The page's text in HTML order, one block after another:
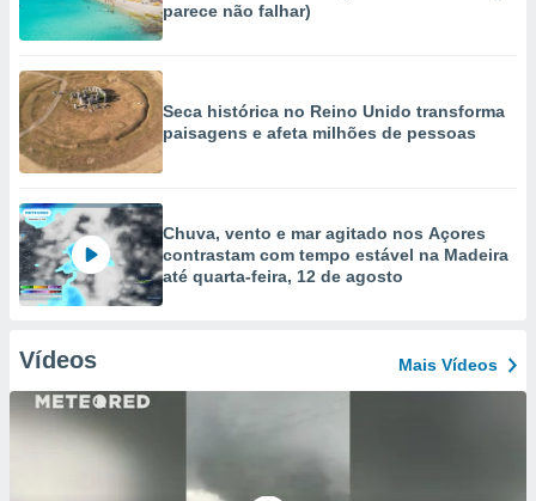
parece não falhar)
Seca histórica no Reino Unido transforma
paisagens e afeta milhões de pessoas
Chuva, vento e mar agitado nos Açores
contrastam com tempo estável na Madeira
até quarta-feira, 12 de agosto
Vídeos Mais Vídeos